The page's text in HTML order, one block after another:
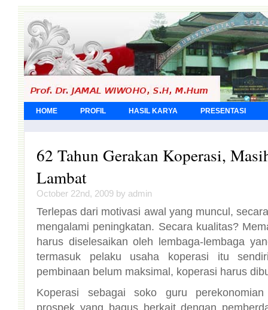
HOME PROFIL HASIL KARYA PRESENTASI
62 Tahun Gerakan Koperasi,
Lambat
October 22nd, 2009 by admin
Terlepas dari motivasi awal yang muncul,
mengalami peningkatan. Secara kualitas?
harus diselesaikan oleh lembaga-lembaga
termasuk pelaku usaha koperasi itu
pembinaan belum maksimal, koperasi harus
Koperasi sebagai soko guru
prospek yang bagus berkait dengan
Tentunya persoalan ini bisa dimaksimalkan
hingga daerah satu kata, berupaya maksimal